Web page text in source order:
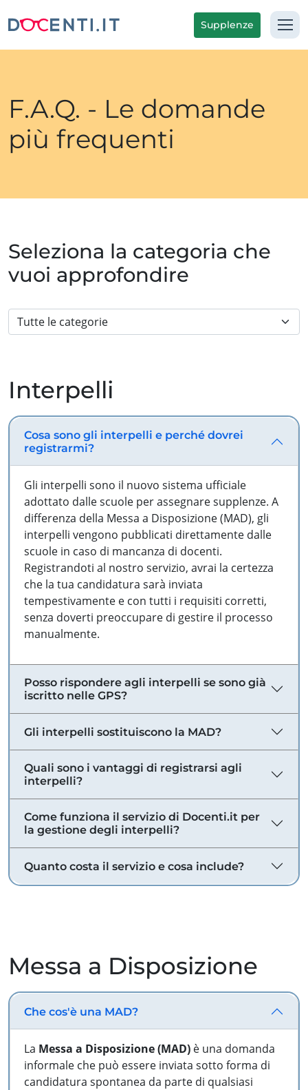
Supplenze
F.A.Q. - Le domande
più frequenti
Seleziona la categoria che
vuoi approfondire
Interpelli
Cosa sono gli interpelli e perché dovrei
registrarmi?
Gli interpelli sono il nuovo sistema ufficiale
adottato dalle scuole per assegnare supplenze. A
differenza della Messa a Disposizione (MAD), gli
interpelli vengono pubblicati direttamente dalle
scuole in caso di mancanza di docenti.
Registrandoti al nostro servizio, avrai la certezza
che la tua candidatura sarà inviata
tempestivamente e con tutti i requisiti corretti,
senza doverti preoccupare di gestire il processo
manualmente.
Posso rispondere agli interpelli se sono già
iscritto nelle GPS?
Gli interpelli sostituiscono la MAD?
Quali sono i vantaggi di registrarsi agli
interpelli?
Come funziona il servizio di Docenti.it per
la gestione degli interpelli?
Quanto costa il servizio e cosa include?
Messa a Disposizione
Che cos'è una MAD?
La Messa a Disposizione (MAD) è una domanda
informale che può essere inviata sotto forma di
candidatura spontanea da parte di qualsiasi